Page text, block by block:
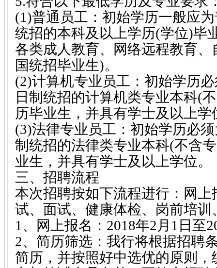
(1)普通员工：初始学历一般应
统招的本科及以上学历(学位)毕
各类成人教育、网络远程教育
国统招毕业生)。
(2)计算机专业员工：初始学历
日制统招的计算机类专业本科(
历毕业生，并具有学士及以上学
(3)法律专业员工：初始学历必
制统招的法律类专业本科(不含
业生，并具有学士及以上学位。
三、招聘流程
本次招聘按如下流程进行：网
试、面试、健康体检、岗前培训
1、网上报名：2018年2月1日至
2、简历筛选：我行将根据招聘
简历，并按照好中选优的原则